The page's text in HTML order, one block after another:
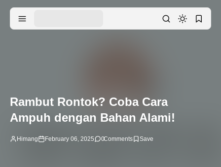
Rambut Rontok? Coba Cara
Ampuh dengan Bahan Alami!
Himang February 06, 2025 0Comments